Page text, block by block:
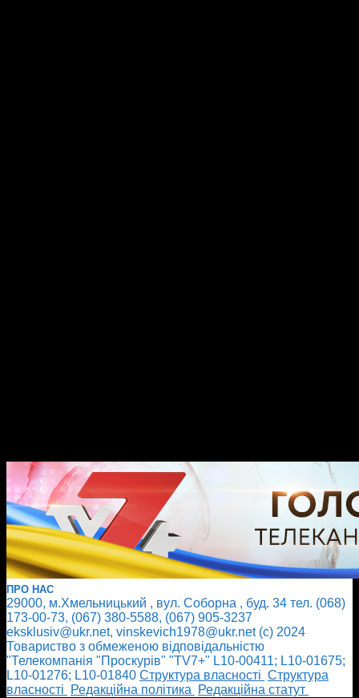
ПРО НАС
29000, м.Хмельницький , вул. Соборна , буд. 34 тел. (068)
173-00-73, (067) 380-5588, (067) 905-3237
eksklusiv@ukr.net, vinskevich1978@ukr.net (с) 2024
Товариство з обмеженою відповідальністю
"Телекомпанія "Проскурів" "TV7+" L10-00411; L10-01675;
L10-01276; L10-01840 Cтруктура власності Cтруктура
власності
Редакційна політика
Редакційна статут